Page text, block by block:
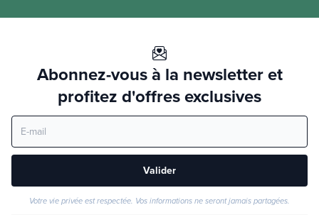
Abonnez-vous à la newsletter et
profitez d'offres exclusives
Valider
Votre vie privée est respectée. Vos informations ne seront jamais partagées.